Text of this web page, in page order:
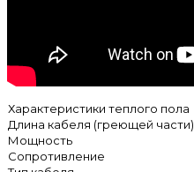
Характеристики теплого пола
Длина кабеля (греющей части)
Мощность
Сопротивление